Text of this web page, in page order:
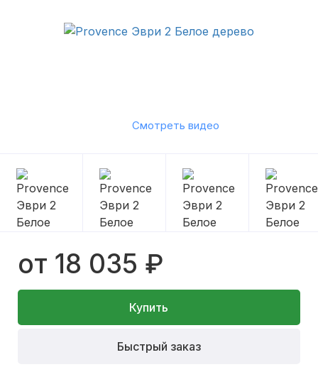
Смотреть видео
от 18 035 ₽
Купить
Быстрый заказ